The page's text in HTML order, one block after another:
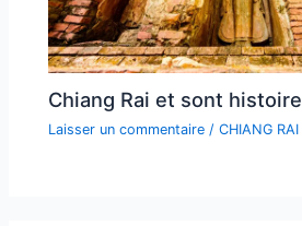
Chiang Rai et sont histoire
Laisser un commentaire /CHIANG RAI